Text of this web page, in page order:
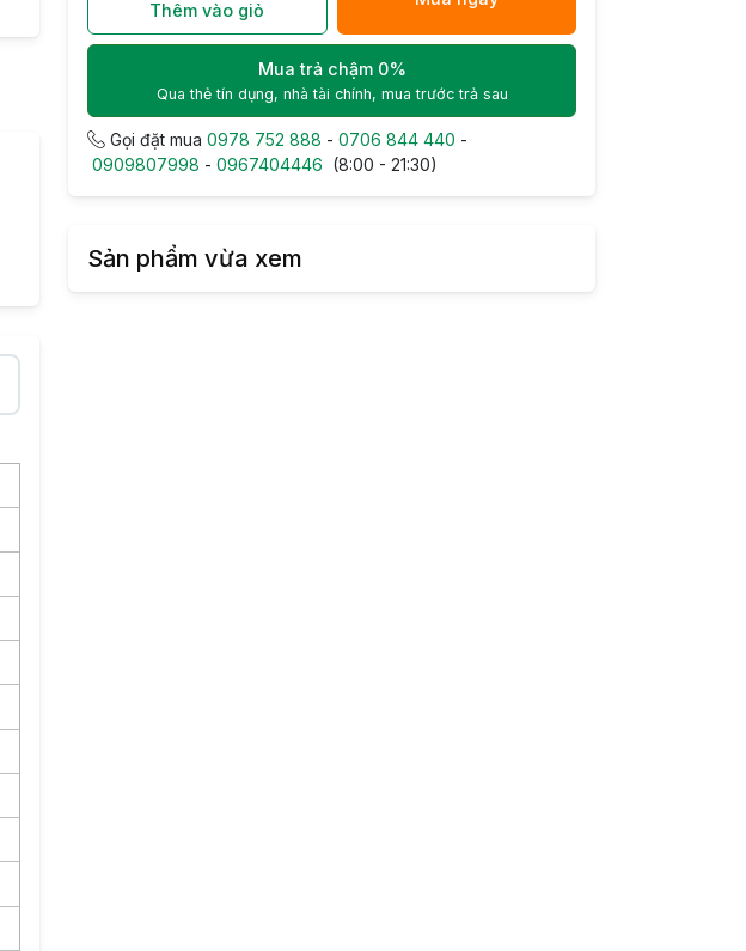
Thêm vào giỏ
Mua trả chậm 0%
Qua thẻ tín dụng, nhà tài chính, mua trước trả sau
Gọi đặt mua 0978 752 888 - 0706 844 440 -
0909807998 - 0967404446 (8:00 - 21:30)
Sản phẩm vừa xem